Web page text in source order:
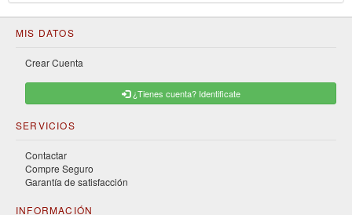
MIS DATOS
Crear Cuenta
¿Tienes cuenta? Identificate
SERVICIOS
Contactar
Compre Seguro
Garantía de satisfacción
INFORMACIÓN